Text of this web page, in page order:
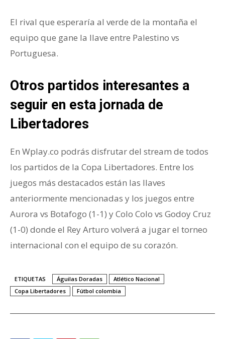
El rival que esperaría al verde de la montaña el
equipo que gane la llave entre Palestino vs
Portuguesa.
Otros partidos interesantes a
seguir en esta jornada de
Libertadores
En Wplay.co podrás disfrutar del stream de todos
los partidos de la Copa Libertadores. Entre los
juegos más destacados están las llaves
anteriormente mencionadas y los juegos entre
Aurora vs Botafogo (1-1) y Colo Colo vs Godoy Cruz
(1-0) donde el Rey Arturo volverá a jugar el torneo
internacional con el equipo de su corazón.
ETIQUETAS Águilas Doradas
Atlético Nacional
Copa Libertadores
Fútbol colombia